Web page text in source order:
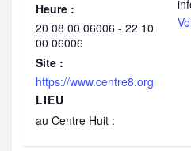
Heure :
20 08 00 06006 - 22 10
00 06006
Site :
https://www.centre8.org
LIEU
au Centre Huit :